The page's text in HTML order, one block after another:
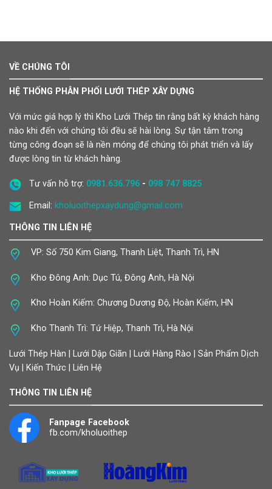
VỀ CHÚNG TÔI
HỆ THỐNG PHÂN PHỐI LƯỚI THÉP XÂY DỰNG
Với mức giá hợp lý thì Kho Lưới Thép tin rằng bất kỳ khách hàng
nào khi đến với chúng tôi đều sẽ hài lòng. Sự tận tâm trong
từng công đoạn sẽ là nền móng để chúng tôi phát triển và lấy
được lòng tin từ khách hàng.
Tư vấn hỗ trợ: 0981.636.796- 098 747 8825
Email: kholuoithepxaydung@gmail.com
THÔNG TIN LIÊN HỆ
VP: Số 750 Kim Giang, Thanh Liệt, Thanh Trì, HN
Kho Đông Anh: Dục Tú, Đông Anh, Hà Nội
Kho Hoàn Kiếm: Chương Dương Độ, Hoàn Kiếm, HN
Kho Thanh Trì: Tứ Hiệp, Thanh Trì, Hà Nội
Lưới Thép Hàn | Lưới Dập Giãn | Lưới Hàng Rào | Sản Phẩm Dịch
Vụ | Kiến Thức | Liên Hệ
THÔNG TIN LIÊN HỆ
Fanpage Facebook
fb.com/kholuoithep